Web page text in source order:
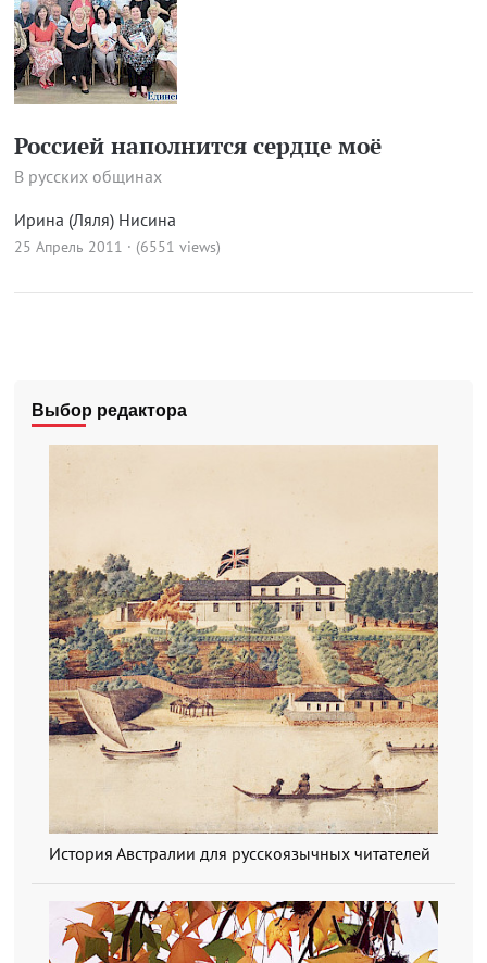
Россией наполнится сердце моё
В русских общинах
Ирина (Ляля) Нисина
25 Апрель 2011 · (6551 views)
Выбор редактора
История Австралии для русскоязычных читателей